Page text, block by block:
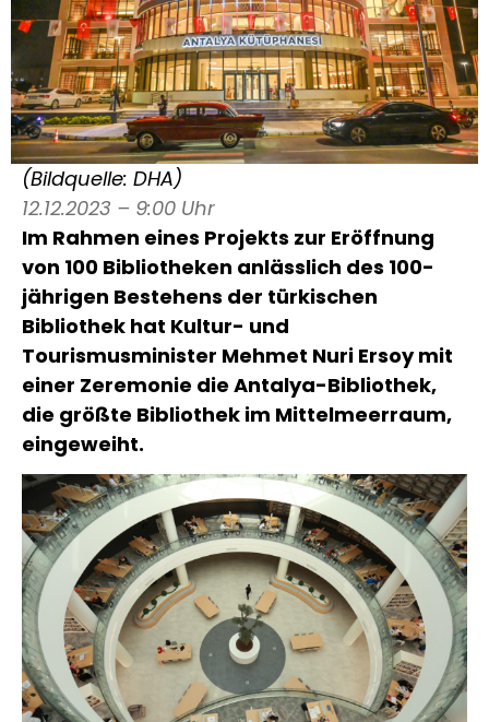
(Bildquelle: DHA)
12.12.2023 – 9:00 Uhr
Im Rahmen eines Projekts zur Eröffnung
von 100 Bibliotheken anlässlich des 100-
jährigen Bestehens der türkischen
Bibliothek hat Kultur- und
Tourismusminister Mehmet Nuri Ersoy mit
einer Zeremonie die Antalya-Bibliothek,
die größte Bibliothek im Mittelmeerraum,
eingeweiht.